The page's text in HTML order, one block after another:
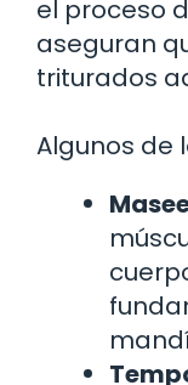
el proceso
aseguran
triturados
Algunos de